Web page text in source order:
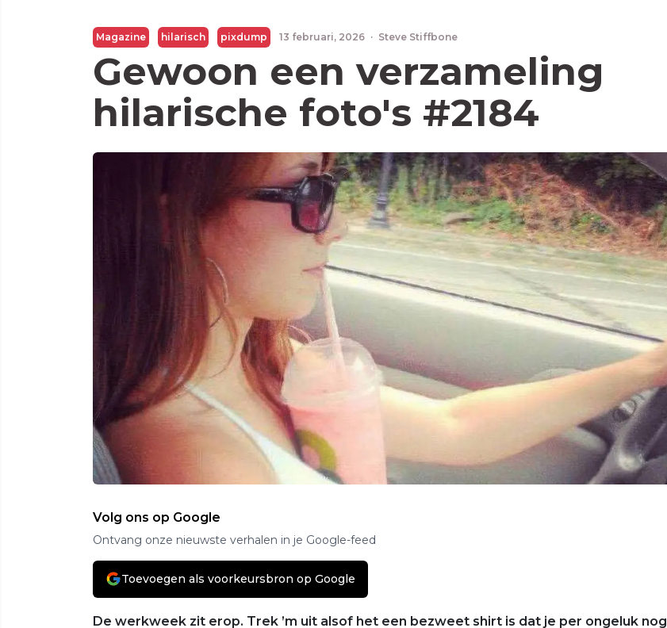
Magazine hilarisch pixdump 13 februari, 2026 · Steve Stiffbone
Gewoon een verzameling
hilarische foto's #2184
Volg ons op Google
Ontvang onze nieuwste verhalen in je Google-feed
Toevoegen als voorkeursbron op Google
De werkweek zit erop. Trek ’m uit alsof het een bezweet shirt is dat je per ongeluk nog